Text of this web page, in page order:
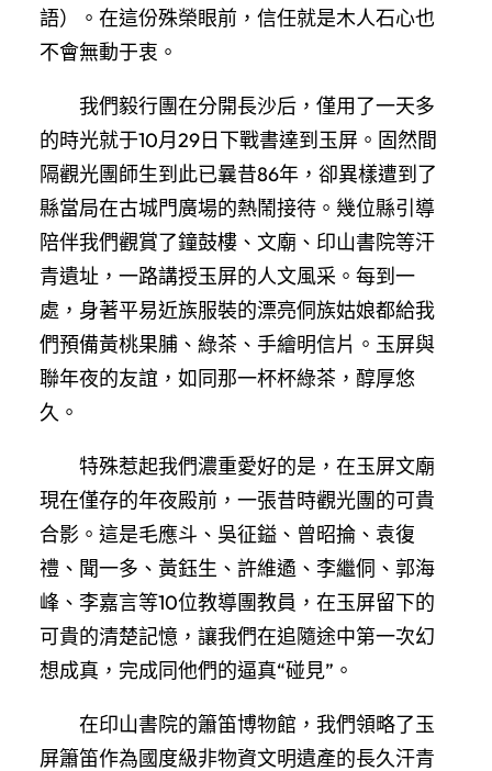
語）。在這份殊榮眼前，信任就是木人石心也
不會無動于衷。
我們毅行團在分開長沙后，僅用了一天多
的時光就于10月29日下戰書達到玉屏。固然間
隔觀光團師生到此已曩昔86年，卻異樣遭到了
縣當局在古城門廣場的熱鬧接待。幾位縣引導
陪伴我們觀賞了鐘鼓樓、文廟、印山書院等汗
青遺址，一路講授玉屏的人文風采。每到一
處，身著平易近族服裝的漂亮侗族姑娘都給我
們預備黃桃果脯、綠茶、手繪明信片。玉屏與
聯年夜的友誼，如同那一杯杯綠茶，醇厚悠
久。
特殊惹起我們濃重愛好的是，在玉屏文廟
現在僅存的年夜殿前，一張昔時觀光團的可貴
合影。這是毛應斗、吳征鎰、曾昭掄、袁復
禮、聞一多、黃鈺生、許維遹、李繼侗、郭海
峰、李嘉言等10位教導團教員，在玉屏留下的
可貴的清楚記憶，讓我們在追隨途中第一次幻
想成真，完成同他們的逼真“碰見”。
在印山書院的簫笛博物館，我們領略了玉
屏簫笛作為國度級非物資文明遺產的長久汗青